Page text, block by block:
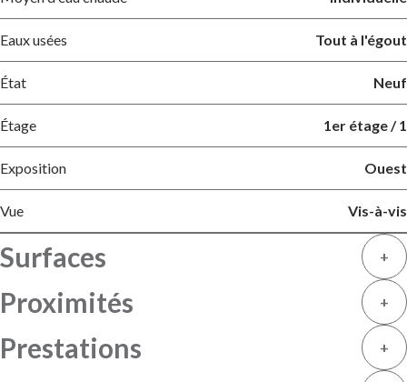
Eaux usées Tout à l'égout
État Neuf
Étage 1er étage / 1
Exposition Ouest
Vue Vis-à-vis
Surfaces +
Proximités +
Prestations +